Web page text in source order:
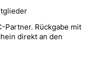
Partner. Rückgabe mit
direkt an den